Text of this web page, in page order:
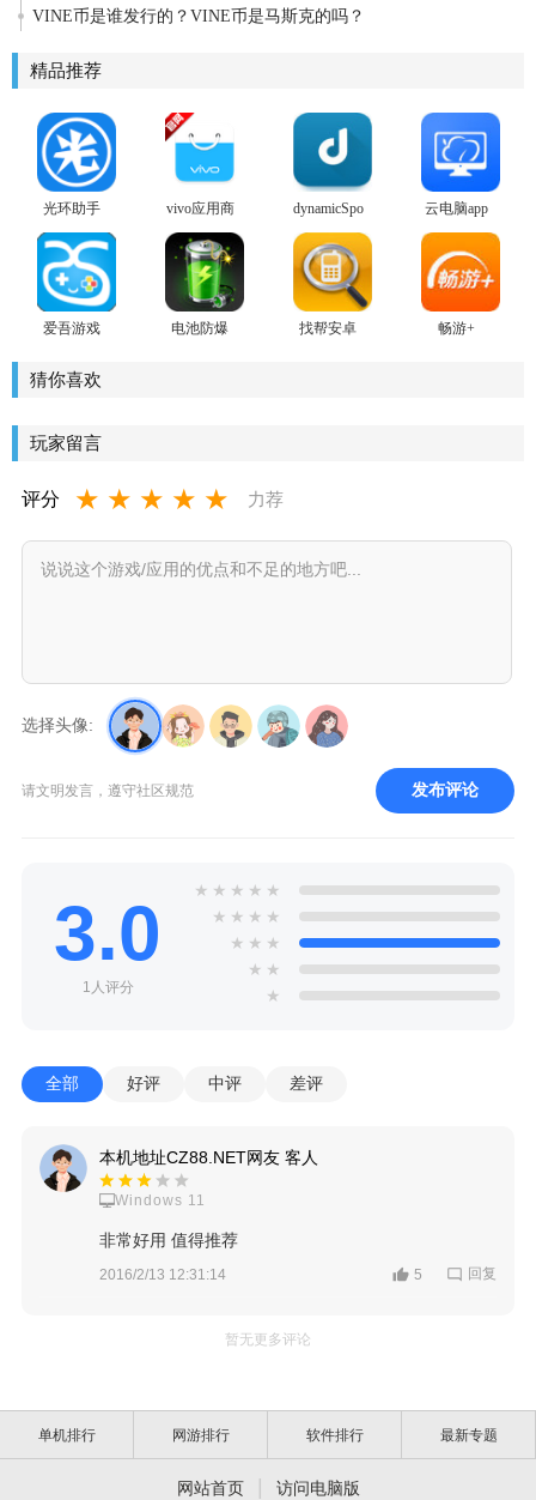
VINE币是谁发行的？VINE币是马斯克的吗？
精品推荐
光环助手
2026
vivo应用商
店
dynamicSpot
play商店版
云电脑app
爱吾游戏
版
电池防爆
找帮安卓
畅游+
猜你喜欢
玩家留言
评分 ★ ★ ★ ★ ★ 力荐
选择头像:
请文明发言，遵守社区规范 发布评论
3.0
1人评分
★ ★ ★ ★ ★
★ ★ ★ ★
★ ★ ★
★ ★
★
全部 好评 中评 差评
本机地址CZ88.NET网友 客人
Windows 11
非常好用 值得推荐
2016/2/13 12:31:14 5 回复
暂无更多评论
单机排行 网游排行 软件排行 最新专题
网站首页 访问电脑版